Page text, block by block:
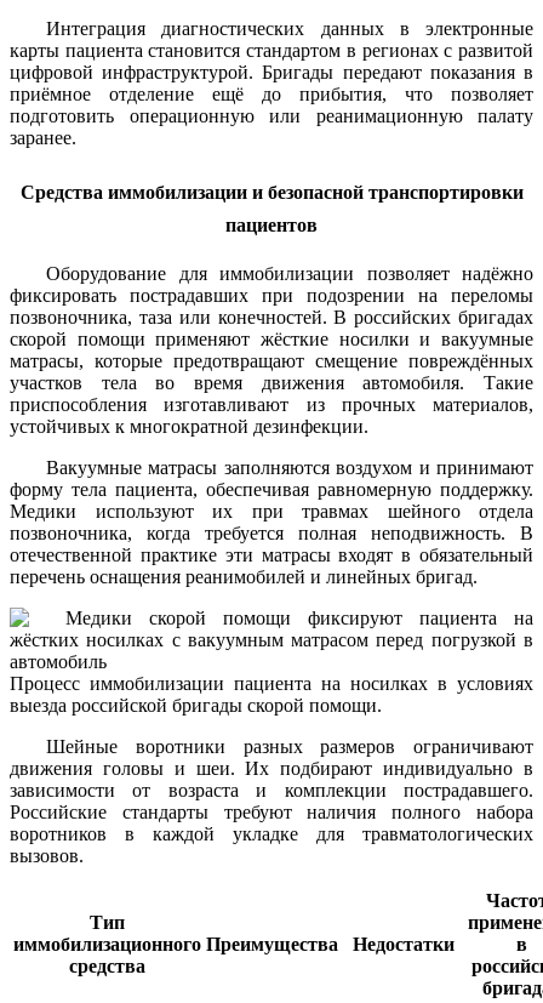
Интеграция диагностических данных в электронные
карты пациента становится стандартом в регионах с развитой
цифровой инфраструктурой. Бригады передают показания в
приёмное отделение ещё до прибытия, что позволяет
подготовить операционную или реанимационную палату
заранее.
Средства иммобилизации и безопасной транспортировки
пациентов
Оборудование для иммобилизации позволяет надёжно
фиксировать пострадавших при подозрении на переломы
позвоночника, таза или конечностей. В российских бригадах
скорой помощи применяют жёсткие носилки и вакуумные
матрасы, которые предотвращают смещение повреждённых
участков тела во время движения автомобиля. Такие
приспособления изготавливают из прочных материалов,
устойчивых к многократной дезинфекции.
Вакуумные матрасы заполняются воздухом и принимают
форму тела пациента, обеспечивая равномерную поддержку.
Медики используют их при травмах шейного отдела
позвоночника, когда требуется полная неподвижность. В
отечественной практике эти матрасы входят в обязательный
перечень оснащения реанимобилей и линейных бригад.
Процесс иммобилизации пациента на носилках в условиях
выезда российской бригады скорой помощи.
Шейные воротники разных размеров ограничивают
движения головы и шеи. Их подбирают индивидуально в
зависимости от возраста и комплекции пострадавшего.
Российские стандарты требуют наличия полного набора
воротников в каждой укладке для травматологических
вызовов.
Тип
иммобилизационного
средства
Преимущества Недостатки
в